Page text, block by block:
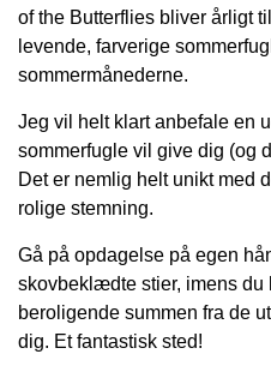
of the Butterflies bliver årligt
levende, farverige
sommermånederne.
Jeg vil helt klart anbefale en
sommerfugle vil give dig (og
Det er nemlig helt unikt med
rolige stemning.
Gå på opdagelse på egen
skovbeklædte stier, imens
beroligende summen fra de
dig. Et fantastisk sted!